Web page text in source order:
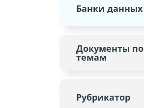
Банки данных
Документы по
темам
Рубрикатор